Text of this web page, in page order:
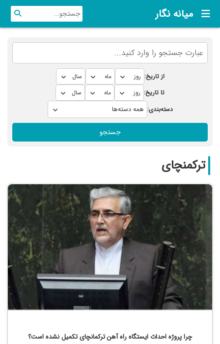
میانه نگار
از تاریخ:
تا تاریخ:
دسته‌بندی:
جستجو
ترکمنچای
چرا پروژه احداث ایستگاه راه آهن ترکمانچای تکمیل نشده است؟